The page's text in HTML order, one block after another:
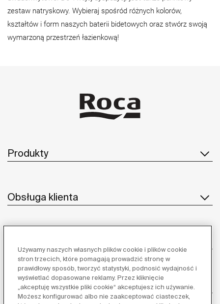
zestaw natryskowy. Wybieraj spośród różnych kolorów,
kształtów i form naszych baterii bidetowych oraz stwórz swoją
wymarzoną przestrzeń łazienkową!
Produkty
Obsługa klienta
Inspiracja
Używamy naszych własnych plików cookie i plików cookie
stron trzecich, które pomagają prowadzić stronę w
prawidłowy sposób, tworzyć statystyki, podnosić wydajność i
wyświetlać dopasowane reklamy. Przez kliknięcie
„akceptuję wszystkie pliki cookie“ akceptujesz ich używanie.
Możesz konfigurować albo nie zaakceptować ciasteczek,